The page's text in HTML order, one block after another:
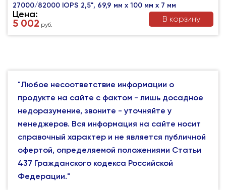
27000/82000 IOPS 2,5", 69,9 мм x 100 мм x 7 мм
Цена:
5 002 руб.
В корзину
"Любое несоответствие информации о
продукте на сайте с фактом - лишь досадное
недоразумение, звоните - уточняйте у
менеджеров. Вся информация на сайте носит
справочный характер и не является публичной
офертой, определяемой положениями Статьи
437 Гражданского кодекса Российской
Федерации."